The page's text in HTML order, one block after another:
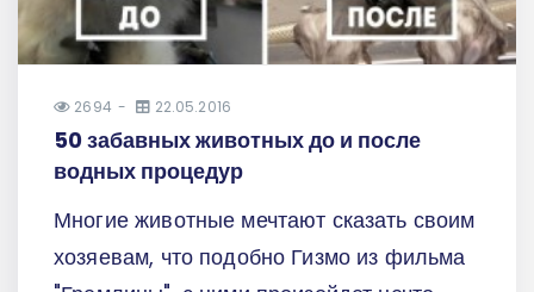
2694 22.05.2016
50 забавных животных до и после
водных процедур
Многие животные мечтают сказать своим
хозяевам, что подобно Гизмо из фильма